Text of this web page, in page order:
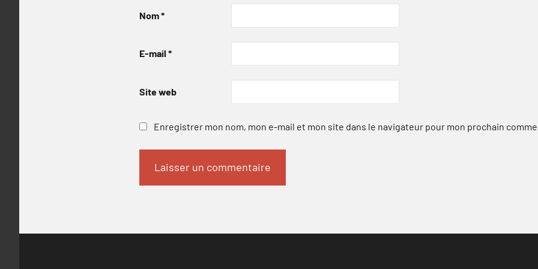
Nom*
E-mail *
Site web
Enregistrer mon nom, mon e-mail et mon site dans le navigateur pour mon prochain